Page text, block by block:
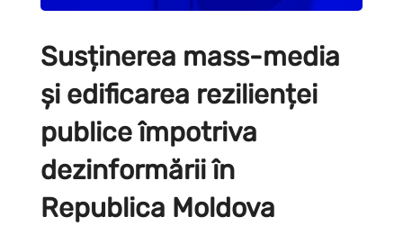
Susținerea mass-media
și edificarea rezilienței
publice împotriva
dezinformării în
Republica Moldova